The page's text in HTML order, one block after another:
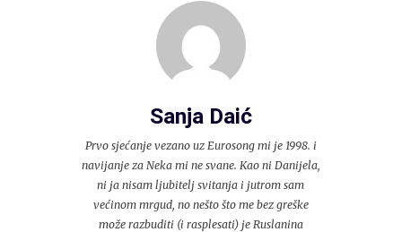
Sanja Daić
Prvo sjećanje vezano uz Eurosong mi je 1998. i
navijanje za Neka mi ne svane. Kao ni Danijela,
ni ja nisam ljubitelj svitanja i jutrom sam
većinom mrgud, no nešto što me bez greške
može razbuditi (i rasplesati) je Ruslanina